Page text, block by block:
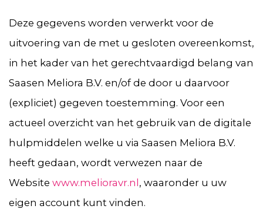
Deze gegevens worden verwerkt voor de
uitvoering van de met u gesloten overeenkomst,
in het kader van het gerechtvaardigd belang van
Saasen Meliora B.V. en/of de door u daarvoor
(expliciet) gegeven toestemming. Voor een
actueel overzicht van het gebruik van de digitale
hulpmiddelen welke u via Saasen Meliora B.V.
heeft gedaan, wordt verwezen naar de
Website www.melioravr.nl , waaronder u uw
eigen account kunt vinden.